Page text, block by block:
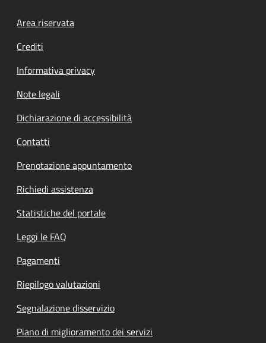
Footer menu
Area riservata
Crediti
Informativa privacy
Note legali
Dichiarazione di accessibilità
Contatti
Prenotazione appuntamento
Richiedi assistenza
Statistiche del portale
Leggi le FAQ
Pagamenti
Riepilogo valutazioni
Segnalazione disservizio
Piano di miglioramento dei servizi